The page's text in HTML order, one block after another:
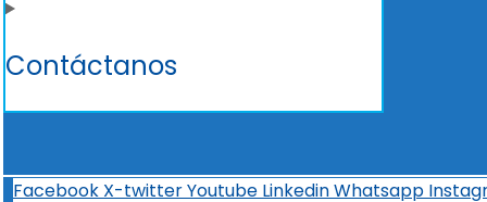
Contáctanos
Facebook X-twitterYoutube LinkedinWhatsapp